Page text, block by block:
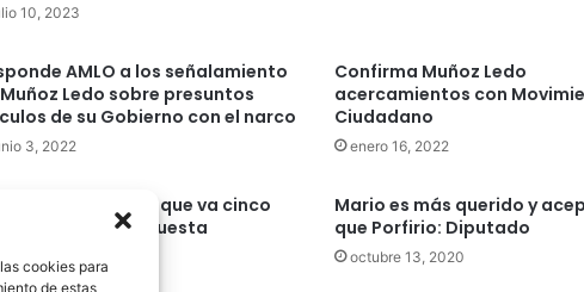
cookies para
de estas
10, 2023
AMLO a los señalamiento
Ledo sobre presuntos
de su Gobierno con el narco
3, 2022
Confirma Muñoz Ledo
acercamientos con
Ciudadano
enero 16, 2022
Muñoz Ledo que va cinco
arriba en encuesta
Mario es más querido y
que Porfirio: Diputado
octubre 13, 2020